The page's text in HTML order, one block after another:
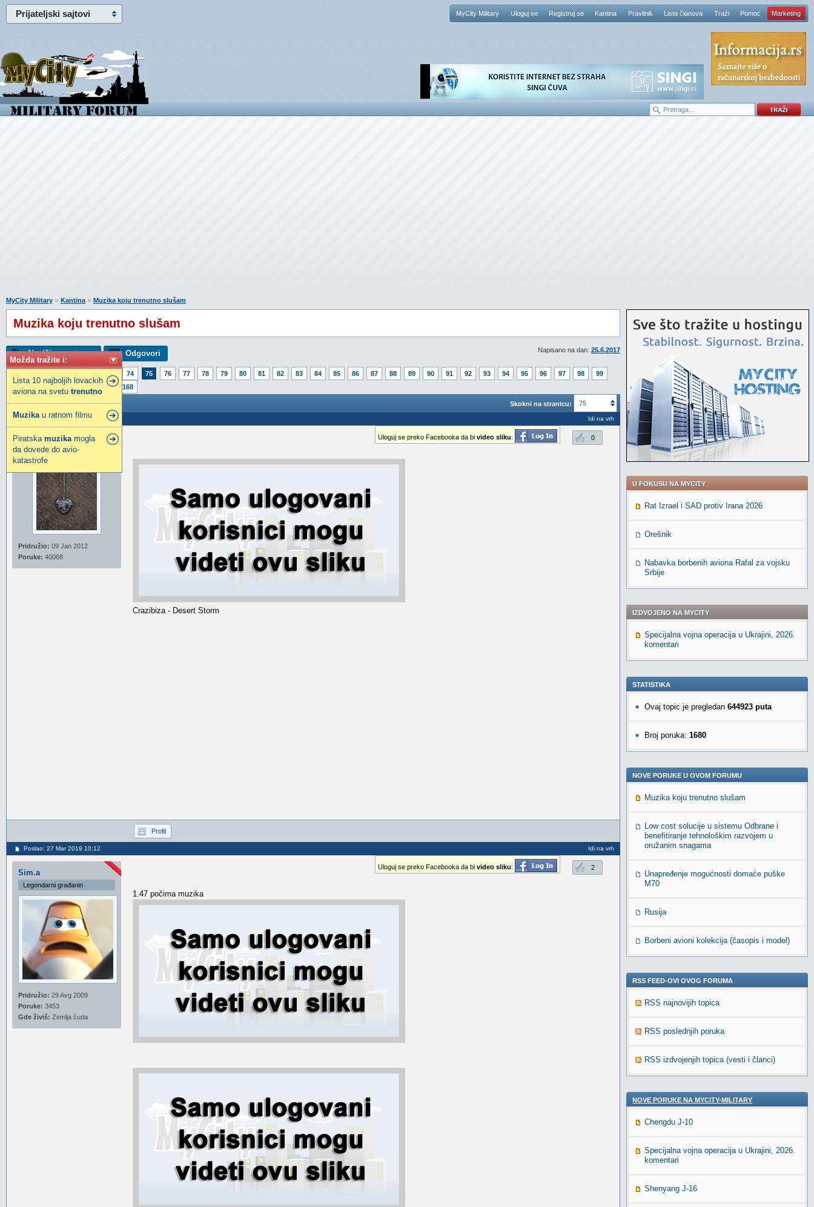
Prijateljski sajtovi MyCity Military Uloguj se Registruj se Kantina Pravilnik Lista članova Traži Pomoć Marketing
Možda tražite i:
Lista 10 najboljih lovackih
aviona na svetu trenutno
Muzikau ratnom filmu
Piratska muzikamogla
da dovede do avio-
katastrofe
MyCity Military » Kantina» Muzika koju trenutno slušam
Muzika koju trenutno slušam
Napisano na dan: 25.6.2017
Napiši novu temu Odgovori
74 75 76 77 78 79 80 81 82 83 84 85 86 87 88 89 90 91 92 93 94 95 96 97 98
99
102 104 168
Skokni na stranicu: 75
Muzika koju trenutno slušam
Poslao: 25 Mar 2019 00:58 Idi na vrh
pein
Pridružio: 09 Jan 2012
Poruke: 40068
0
Uloguj se preko Facebooka da bi video sliku:
Crazibiza - Desert Storm
Profil
Poslao: 27 Mar 2019 10:12 Idi na vrh
Sim.a
Legendarni građanin
Pridružio: 29 Avg 2009
Poruke: 3453
Gde živiš: Zemlja čuda
2
Uloguj se preko Facebooka da bi video sliku:
1.47 počima muzika
U FOKUSU NA MYCITY
Rat Izrael i SAD protiv Irana 2026
Orešnik
Nabavka borbenih aviona Rafal za vojsku
Srbije
IZDVOJENO NA MYCITY
Specijalna vojna operacija u Ukrajini, 2026.
komentari
STATISTIKA
Ovaj topic je pregledan 644923 puta
Broj poruka: 1680
NOVE PORUKE U OVOM FORUMU
Muzika koju trenutno slušam
Low cost solucije u sistemu Odbrane i
benefitiranje tehnološkim razvojem u
oružanim snagama
Unapređenje mogućnosti domaće puške
M70
Rusija
Borbeni avioni kolekcija (časopis i model)
RSS FEED-OVI OVOG FORUMA
RSS najnovijih topica
RSS poslednjih poruka
RSS izdvojenjih topica (vesti i članci)
NOVE PORUKE NA MYCITY-MILITARY
Chengdu J-10
Specijalna vojna operacija u Ukrajini, 2026.
komentari
Shenyang J-16